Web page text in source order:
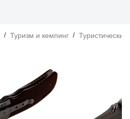
/ Туризм и кемпинг /